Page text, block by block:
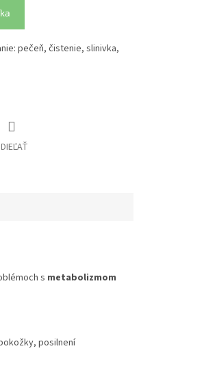
pečeň, čistenie, slinivka,
s metabolizmom
posilnení